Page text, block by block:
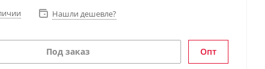
Нашли дешевле?
Под заказ Опт